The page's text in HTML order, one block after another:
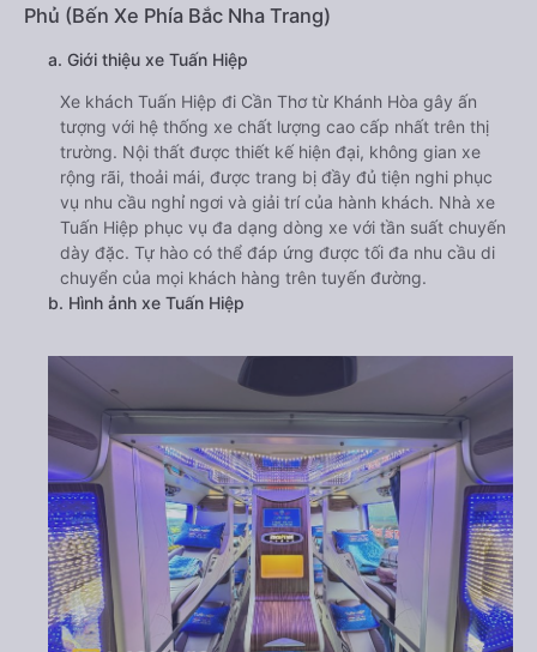
Phủ (Bến Xe Phía Bắc Nha Trang)
a. Giới thiệu xe Tuấn Hiệp
Xe khách Tuấn Hiệp đi Cần Thơ từ Khánh Hòa gây ấn
tượng với hệ thống xe chất lượng cao cấp nhất trên thị
trường. Nội thất được thiết kế hiện đại, không gian xe
rộng rãi, thoải mái, được trang bị đầy đủ tiện nghi phục
vụ nhu cầu nghỉ ngơi và giải trí của hành khách. Nhà xe
Tuấn Hiệp phục vụ đa dạng dòng xe với tần suất chuyến
dày đặc. Tự hào có thể đáp ứng được tối đa nhu cầu di
chuyển của mọi khách hàng trên tuyến đường.
b. Hình ảnh xe Tuấn Hiệp